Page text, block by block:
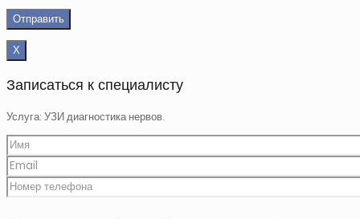
Х
Записаться к специалисту
Услуга: УЗИ диагностика нервов.